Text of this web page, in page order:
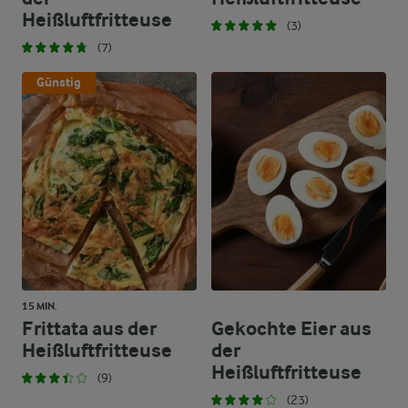
Heißluftfritteuse
(7)
(3)
Günstig
15 MIN.
Frittata aus der
Heißluftfritteuse
(9)
Gekochte Eier aus
der
Heißluftfritteuse
(23)